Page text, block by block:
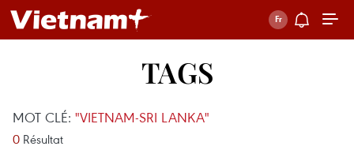
TAGS
MOT CLÉ: "VIETNAM-SRI LANKA"
0 Résultat